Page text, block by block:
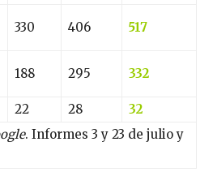
330 406 517
188 295 332
22 28
32
. Informes 3 y 23 de julio y